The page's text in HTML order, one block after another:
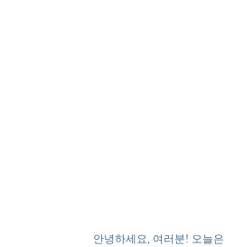
안녕하세요, 여러분! 오늘